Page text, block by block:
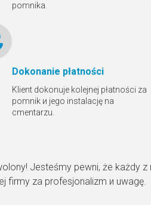
pomnika.
Dokonanie płatności
Klient dokonuje kolejnej płatności za
pomnik и jego instalację na
cmentarzu.
Jesteśmy pewni, że każdy
firmy za profesjonalizm и uwagę.